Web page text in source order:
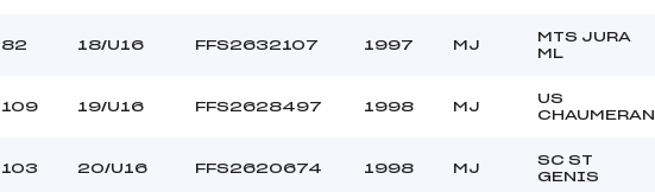
82 18/U16 FFS2632107 1997 MJ
MTS JURA
ML
109 19/U16 FFS2628497 1998 MJ
US
CHAUMERAN
103 20/U16 FFS2620674 1998 MJ
SC ST
GENIS